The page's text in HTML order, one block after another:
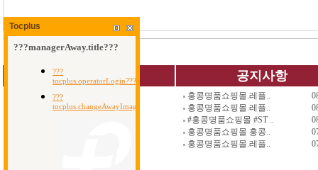
QUICK MENU
신발
악세사리
남자백팩
공지사항
홍콩명품쇼핑몰.레플..
홍콩명품쇼핑몰.레플..
#홍콩명품쇼핑몰 #ST ..
홍콩명품쇼핑몰 홍콩..
홍콩명품쇼핑몰.레플..
Tocplus